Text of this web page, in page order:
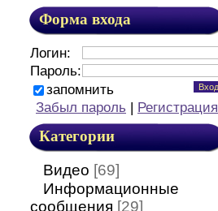
Форма входа
Логин:
Пароль:
запомнить
Забыл пароль | Регистрация
Категории
Видео [69]
Информационные
сообщения [29]